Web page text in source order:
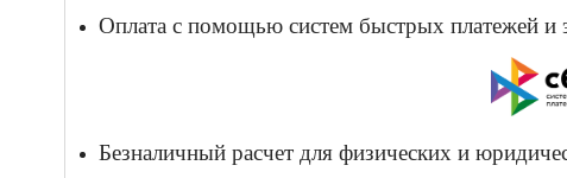
Оплата с помощью систем быстрых платежей и
Безналичный расчет для физических и